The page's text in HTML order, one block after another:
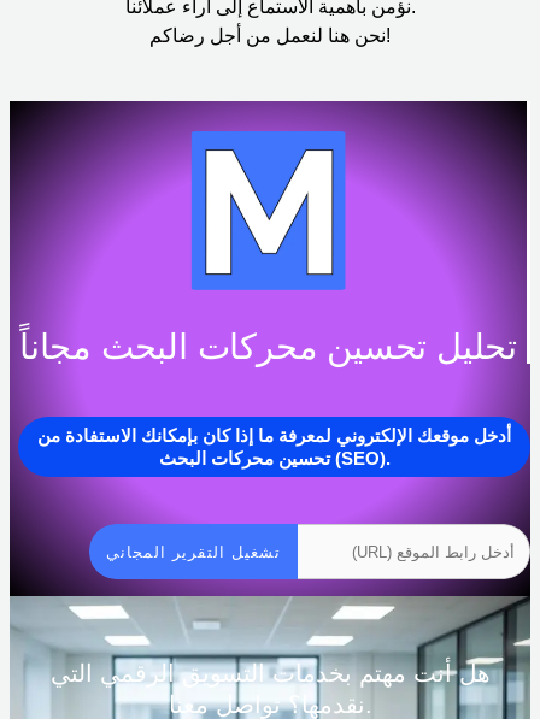
نؤمن بأهمية الاستماع إلى آراء عملائنا.
نحن هنا لنعمل من أجل رضاكم!
تحليل تحسين محركات البحث مجاناً
أدخل موقعك الإلكتروني لمعرفة ما إذا كان بإمكانك الاستفادة من
تحسين محركات البحث (SEO).
تشغيل التقرير المجاني
هل أنت مهتم بخدمات التسويق الرقمي التي
نقدمها؟ تواصل معنا.